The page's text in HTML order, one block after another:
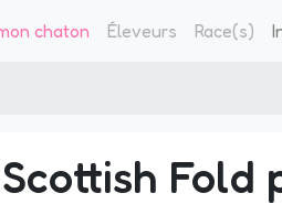
chaton Éleveurs Race(s)
Fold